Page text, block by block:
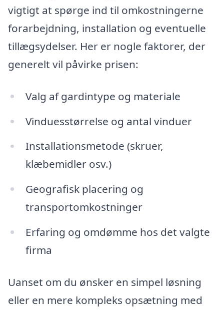
vigtigt at spørge ind til omkostningerne
forarbejdning, installation og eventuelle
tillægsydelser. Her er nogle faktorer, der
generelt vil påvirke prisen:
Valg af gardintype og materiale
Vinduesstørrelse og antal vinduer
Installationsmetode (skruer,
klæbemidler osv.)
Geografisk placering og
transportomkostninger
Erfaring og omdømme hos det valgte
firma
Uanset om du ønsker en simpel løsning
eller en mere kompleks opsætning med